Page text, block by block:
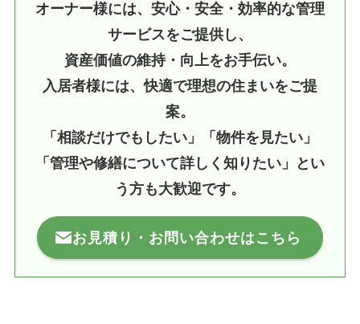
オーナー様には、安心・安全・効率的な管理
サービスをご提供し、
資産価値の維持・向上をお手伝い。
入居者様には、快適で理想の住まいをご提
案。
「相談だけでもしたい」「物件を見たい」
「管理や修繕について詳しく知りたい」とい
う方も大歓迎です。
お見積り・お問い合わせはこちら